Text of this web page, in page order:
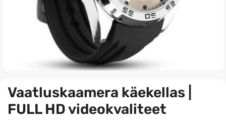
Vaatluskaamera käekellas |
FULL HD videokvaliteet